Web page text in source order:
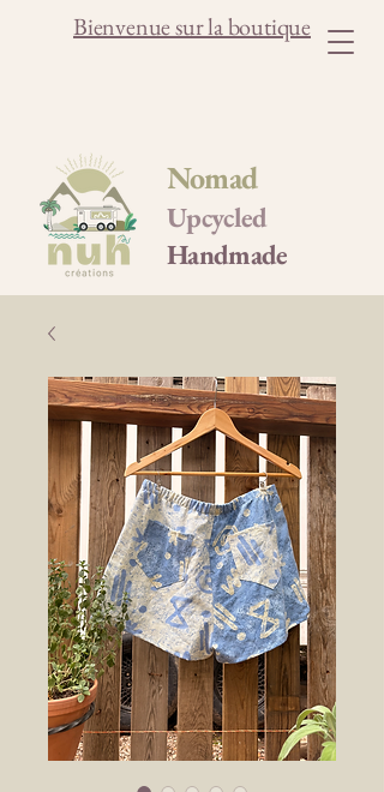
Bienvenue sur la boutique
Nomad
Upcycled
Handmade